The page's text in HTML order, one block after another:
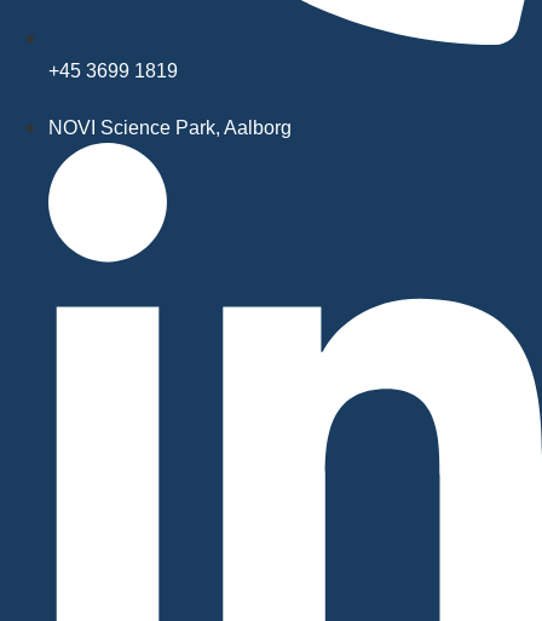
+45 3699 1819
NOVI Science Park, Aalborg